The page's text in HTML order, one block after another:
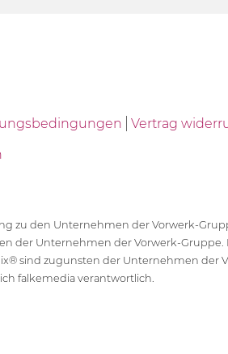
Vertrag
zu den Unternehmen der Vorwerk-
der Unternehmen der Vorwerk-Gruppe.
sind zugunsten der Unternehmen der
falkemedia verantwortlich.